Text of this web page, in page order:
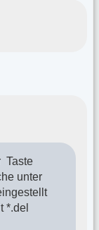
Taste
unter
*.del